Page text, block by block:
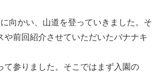
向かい、山道を登っていきました。そ
前回紹介させていただいたバナナキ
参りました。そこではまず入園の